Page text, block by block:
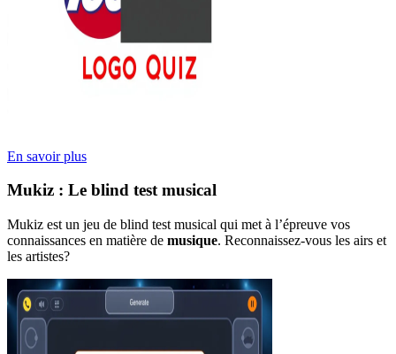
En savoir plus
Mukiz : Le blind test musical
Mukiz est un jeu de blind test musical qui met à l’épreuve vos
connaissances en matière de musique. Reconnaissez-vous les airs et
les artistes?